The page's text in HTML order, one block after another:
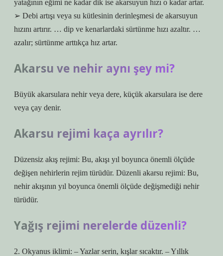
yatağının eğimi ne kadar dik ise akarsuyun hızı o kadar artar.
➢ Debi artışı veya su kütlesinin derinleşmesi de akarsuyun
hızını artırır. … dip ve kenarlardaki sürtünme hızı azaltır. …
azalır; sürtünme arttıkça hız artar.
Akarsu ve nehir aynı şey mi?
Büyük akarsulara nehir veya dere, küçük akarsulara ise dere
veya çay denir.
Akarsu rejimi kaça ayrılır?
Düzensiz akış rejimi: Bu, akışı yıl boyunca önemli ölçüde
değişen nehirlerin rejim türüdür. Düzenli akarsu rejimi: Bu,
nehir akışının yıl boyunca önemli ölçüde değişmediği nehir
türüdür.
Yağış rejimi nerelerde düzenli?
2. Okyanus iklimi: – Yazlar serin, kışlar sıcaktır. – Yıllık